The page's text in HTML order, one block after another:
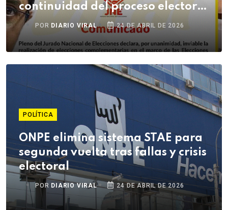
continuidad del proceso electoral
2026
POR DIARIO VIRAL 24 DE ABRIL DE 2026
POLÍTICA
ONPE elimina sistema STAE para
segunda vuelta tras fallas y crisis
electoral
POR DIARIO VIRAL 24 DE ABRIL DE 2026